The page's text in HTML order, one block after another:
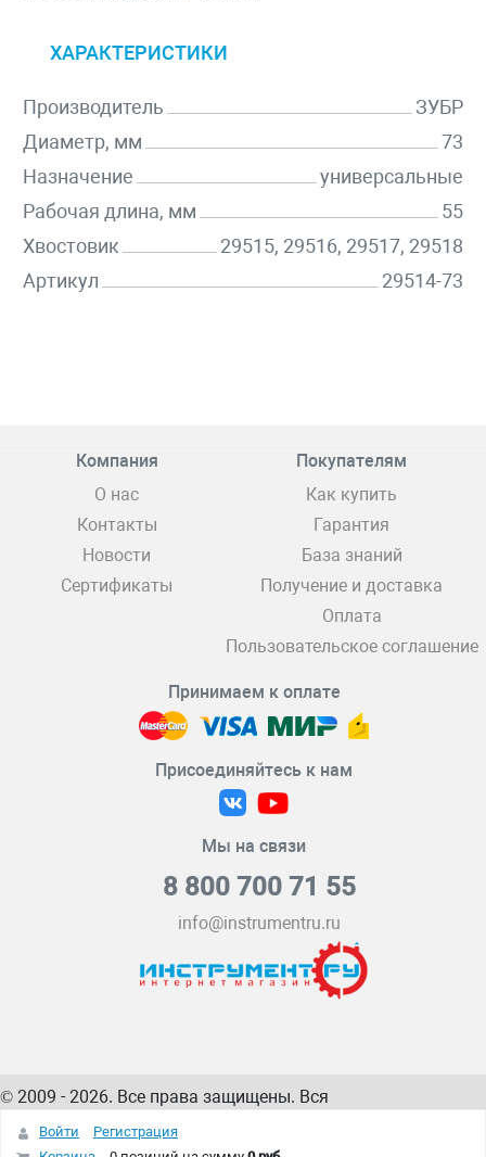
ХАРАКТЕРИСТИКИ
Производитель
ЗУБР
Диаметр, мм
73
Назначение
универсальные
Рабочая длина, мм
55
Хвостовик
29515, 29516, 29517, 29518
Артикул
29514-73
Компания
О нас
Контакты
Новости
Сертификаты
Покупателям
Как купить
Гарантия
База знаний
Получение и доставка
Оплата
Пользовательское соглашение
Принимаем к оплате
Присоединяйтесь к нам
Мы на связи
8 800 700 71 55
info@instrumentru.ru
© 2009 - 2026. Все права защищены. Вся
информация на сайте – собственность
интернет-магазина
Войти
Регистрация